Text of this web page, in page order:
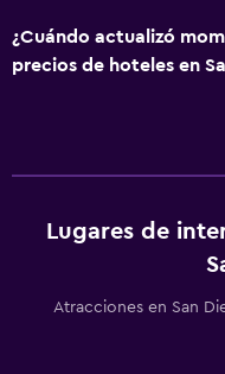
Piscina climatizada
Sistema de
TV de pantalla plana
¿Cuándo actualizó
precios de hoteles en
Lugares de
Atracciones en San